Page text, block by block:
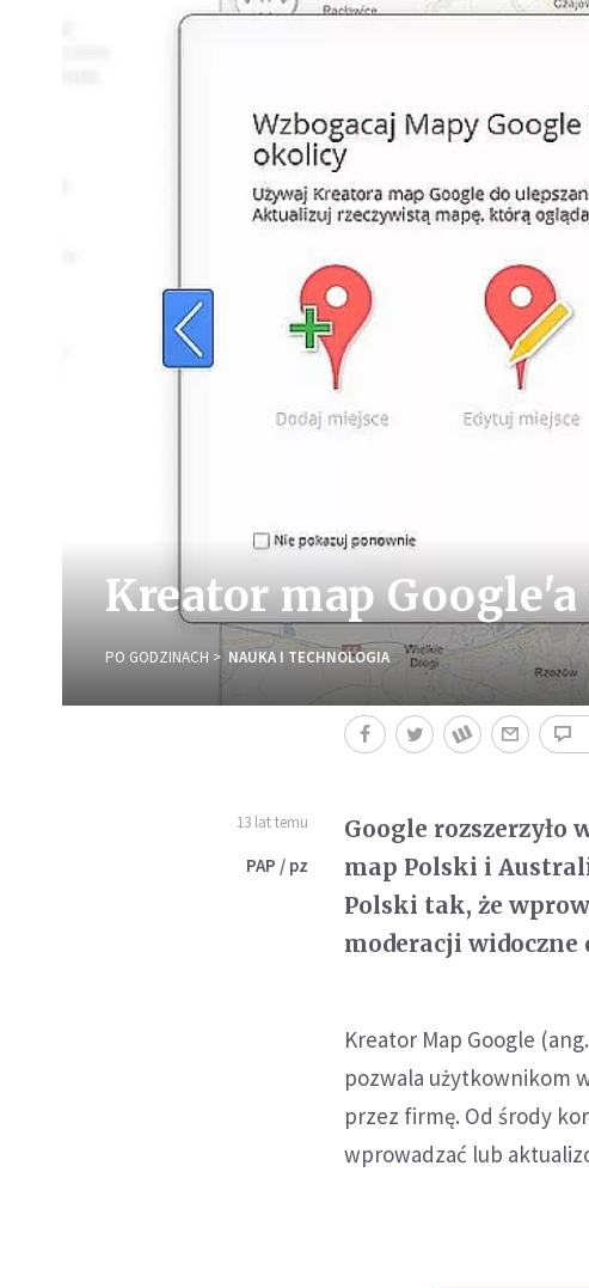
Kreator map
PO GODZINACH NAUKA I TECHNOLOGIA
13 lat temu
PAP / pz
Google rozszerzyło
map Polski i
Polski tak, że
moderacji
Kreator Map Google
pozwala użytkownikom
przez firmę. Od środy
wprowadzać lub